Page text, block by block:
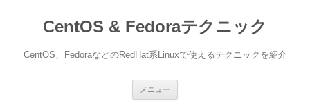
CentOS & Fedoraテクニック
CentOS、FedoraなどのRedHat系Linuxで使えるテクニックを紹介
メニュー